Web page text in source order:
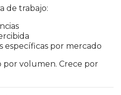
de trabajo:
específicas por mercado
por volumen. Crece por